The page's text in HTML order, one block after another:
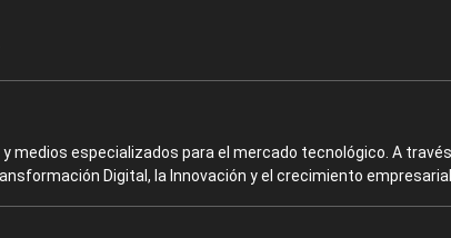
medios especializados para el mercado tecnológico. A
Digital, la Innovación y el crecimiento empresarial.